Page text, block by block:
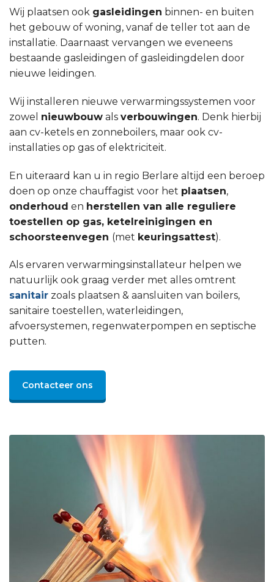
Wij plaatsen ook gasleidingen binnen- en buiten
het gebouw of woning, vanaf de teller tot aan de
installatie. Daarnaast vervangen we eveneens
bestaande gasleidingen of gasleidingdelen door
nieuwe leidingen.
Wij installeren nieuwe verwarmingssystemen voor
zowel nieuwbouw als verbouwingen. Denk hierbij
aan cv-ketels en zonneboilers, maar ook cv-
installaties op gas of elektriciteit.
En uiteraard kan u in regio Berlare altijd een beroep
doen op onze chauffagist voor het plaatsen,
onderhoud en herstellen van alle reguliere
toestellen op gas, ketelreinigingen en
schoorsteenvegen (met keuringsattest).
Als ervaren verwarmingsinstallateur helpen we
natuurlijk ook graag verder met alles omtrent
sanitair zoals plaatsen & aansluiten van boilers,
sanitaire toestellen, waterleidingen,
afvoersystemen, regenwaterpompen en septische
putten.
Contacteer ons